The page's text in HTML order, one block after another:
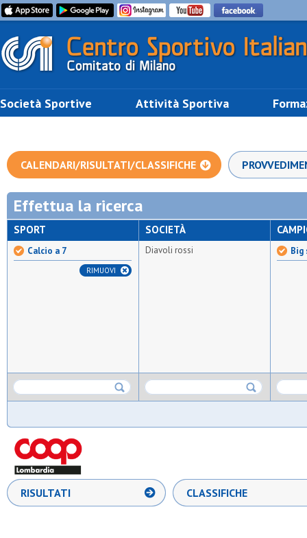
Società Sportive Attività Sportiva
CALENDARI/RISULTATI/CLASSIFICHE
Effettua la ricerca
SPORT
Calcio a 7
RIMUOVI
SOCIETÀ
Diavoli rossi Big
RISULTATI CLASSIFICHE